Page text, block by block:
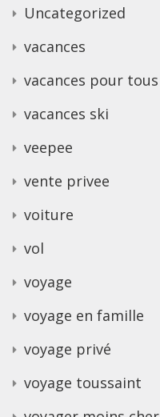
Uncategorized
vacances
vacances pour tous
vacances ski
veepee
vente privee
voiture
vol
voyage
voyage en famille
voyage privé
voyage toussaint